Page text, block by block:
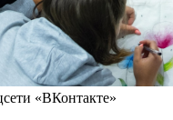
«ВКонтакте»